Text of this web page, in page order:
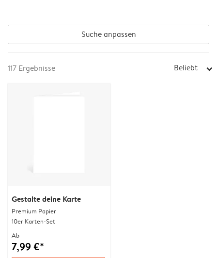
Suche anpassen
117 Ergebnisse Beliebt arrow_right
Gestalte deine Karte
Premium Papier
10er Karten-Set
Ab
7,99 €*